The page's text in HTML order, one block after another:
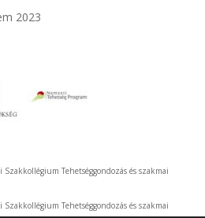
2023
Tehetséggondozás és szakmai
Tehetséggondozás és szakmai